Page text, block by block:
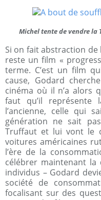
Michel tente de vendre la
Si on fait abstraction de
reste un film «
terme. C’est un film
cause, Godard
cinéma où il n’a alors
faut qu’il représente
l’ancienne, celle qui
génération ne sait
Truffaut et lui vont le
voitures américaines
l’ère de la
célébrer maintenant la
individus – Godard
société de
focalisant sur des